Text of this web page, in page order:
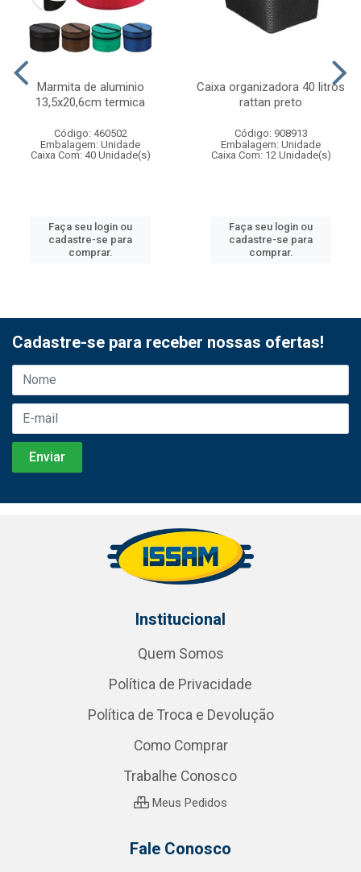
Marmita de aluminio
13,5x20,6cm termica
Código: 460502
Embalagem: Unidade
Caixa Com: 40 Unidade(s)
Faça seu login ou
cadastre-se para
comprar.
Caixa organizadora 40 litros
rattan preto
Código: 908913
Embalagem: Unidade
Caixa Com: 12 Unidade(s)
Faça seu login ou
cadastre-se para
comprar.
Cadastre-se para receber nossas ofertas!
Institucional
Quem Somos
Política de Privacidade
Política de Troca e Devolução
Como Comprar
Trabalhe Conosco
Meus Pedidos
Fale Conosco